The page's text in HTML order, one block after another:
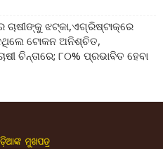
ଝଟ୍‌କା,ଏଗ୍ରିଷ୍ଟାକ୍‌ରେ
ଟୋକନ ଅନିଶ୍ଚିତ,
ଚିନ୍ତାରେ; ୮୦% ପ୍ରଭାବିତ ହେବା